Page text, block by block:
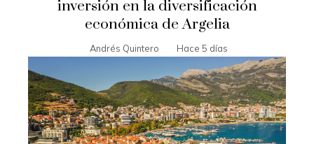
inversión en la diversificación
económica de Argelia
Andrés Quintero Hace 5 días